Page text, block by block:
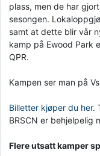
plass, men de har
sesongen.
samt at dette blir vår
kamp på Ewood Park
QPR.
Kampen ser man på
Billetter kjøper du her.
BRSCN er behjelpelig
Flere utsatt kamper